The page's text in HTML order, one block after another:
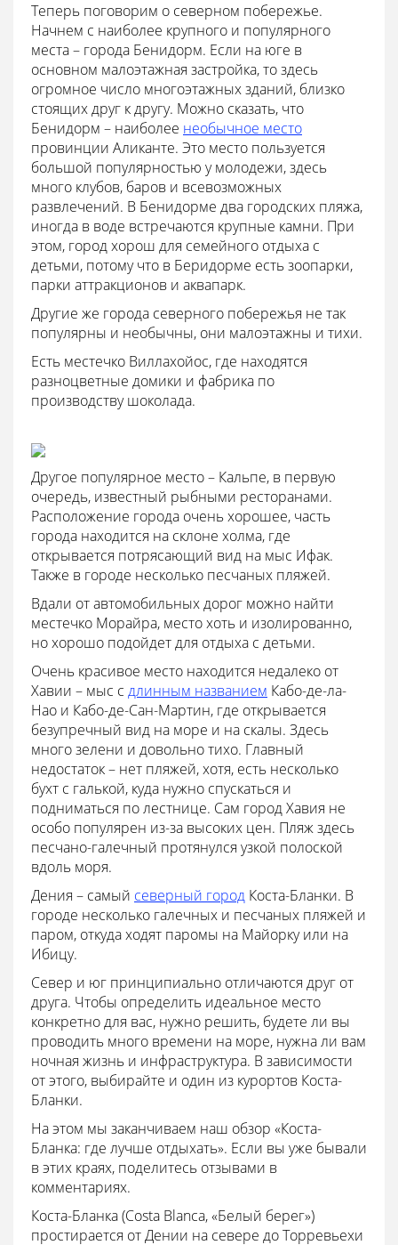
Теперь поговорим о северном побережье.
Начнем с наиболее крупного и популярного
места – города Бенидорм. Если на юге в
основном малоэтажная застройка, то здесь
огромное число многоэтажных зданий, близко
стоящих друг к другу. Можно сказать, что
Бенидорм – наиболее необычное место
провинции Аликанте. Это место пользуется
большой популярностью у молодежи, здесь
много клубов, баров и всевозможных
развлечений. В Бенидорме два городских пляжа,
иногда в воде встречаются крупные камни. При
этом, город хорош для семейного отдыха с
детьми, потому что в Беридорме есть зоопарки,
парки аттракционов и аквапарк.
Другие же города северного побережья не так
популярны и необычны, они малоэтажны и тихи.
Есть местечко Виллахойос, где находятся
разноцветные домики и фабрика по
производству шоколада.
Другое популярное место – Кальпе, в первую
очередь, известный рыбными ресторанами.
Расположение города очень хорошее, часть
города находится на склоне холма, где
открывается потрясающий вид на мыс Ифак.
Также в городе несколько песчаных пляжей.
Вдали от автомобильных дорог можно найти
местечко Морайра, место хоть и изолированно,
но хорошо подойдет для отдыха с детьми.
Очень красивое место находится недалеко от
Хавии – мыс с длинным названием Кабо-де-ла-
Нао и Кабо-де-Сан-Мартин, где открывается
безупречный вид на море и на скалы. Здесь
много зелени и довольно тихо. Главный
недостаток – нет пляжей, хотя, есть несколько
бухт с галькой, куда нужно спускаться и
подниматься по лестнице. Сам город Хавия не
особо популярен из-за высоких цен. Пляж здесь
песчано-галечный протянулся узкой полоской
вдоль моря.
Дения – самый северный город Коста-Бланки. В
городе несколько галечных и песчаных пляжей и
паром, откуда ходят паромы на Майорку или на
Ибицу.
Север и юг принципиально отличаются друг от
друга. Чтобы определить идеальное место
конкретно для вас, нужно решить, будете ли вы
проводить много времени на море, нужна ли вам
ночная жизнь и инфраструктура. В зависимости
от этого, выбирайте и один из курортов Коста-
Бланки.
На этом мы заканчиваем наш обзор «Коста-
Бланка: где лучше отдыхать». Если вы уже бывали
в этих краях, поделитесь отзывами в
комментариях.
Коста-Бланка (Costa Blanca, «Белый берег»)
простирается от Дении на севере до Торревьехи